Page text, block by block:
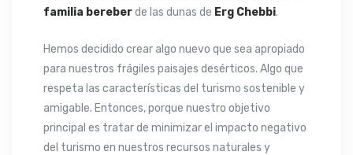
familia bereberde las dunas de Erg Chebbi.
Hemos decidido crear algo nuevo que sea apropiado
para nuestros frágiles paisajes desérticos. Algo que
respeta las características del turismo sostenible y
amigable. Entonces, porque nuestro objetivo
principal es tratar de minimizar el impacto negativo
del turismo en nuestros recursos naturales y